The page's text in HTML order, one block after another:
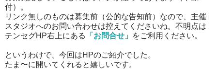
付）。
リンク無しのものは募集前（公的な告知前）なので、主催
スタジオへのお問い合わせは控えてくださいね。不明点は
テンセグHP右上にある
「お問合せ」 をご利用ください。
というわけで、今回はHPのご紹介でした。
たま〜に開いてくれると嬉しいです。